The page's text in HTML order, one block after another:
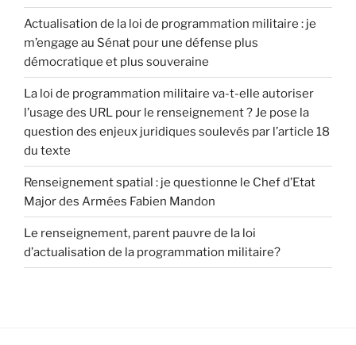
Actualisation de la loi de programmation militaire : je
m’engage au Sénat pour une défense plus
démocratique et plus souveraine
La loi de programmation militaire va-t-elle autoriser
l’usage des URL pour le renseignement ? Je pose la
question des enjeux juridiques soulevés par l’article 18
du texte
Renseignement spatial : je questionne le Chef d’Etat
Major des Armées Fabien Mandon
Le renseignement, parent pauvre de la loi
d’actualisation de la programmation militaire?